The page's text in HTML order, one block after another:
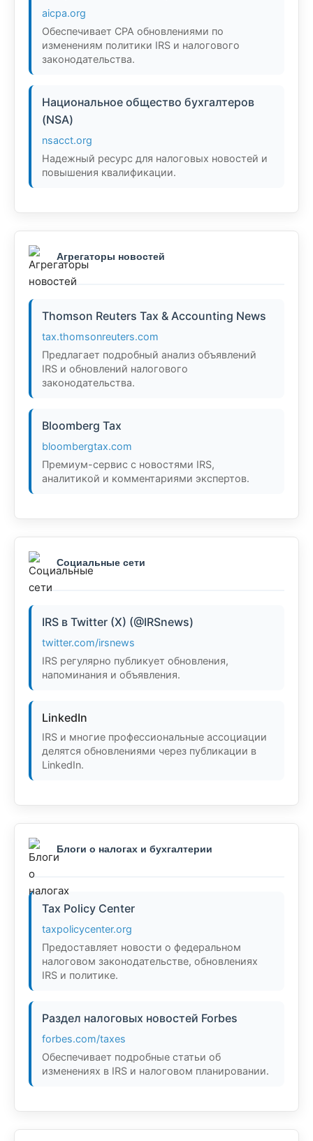
aicpa.org
Обеспечивает CPA обновлениями по
изменениям политики IRS и налогового
законодательства.
Национальное общество бухгалтеров
(NSA)
nsacct.org
Надежный ресурс для налоговых новостей и
повышения квалификации.
Агрегаторы новостей
Thomson Reuters Tax & Accounting News
tax.thomsonreuters.com
Предлагает подробный анализ объявлений
IRS и обновлений налогового
законодательства.
Bloomberg Tax
bloombergtax.com
Премиум-сервис с новостями IRS,
аналитикой и комментариями экспертов.
Социальные сети
IRS в Twitter (X) (@IRSnews)
twitter.com/irsnews
IRS регулярно публикует обновления,
напоминания и объявления.
LinkedIn
IRS и многие профессиональные ассоциации
делятся обновлениями через публикации в
LinkedIn.
Блоги о налогах и бухгалтерии
Tax Policy Center
taxpolicycenter.org
Предоставляет новости о федеральном
налоговом законодательстве, обновлениях
IRS и политике.
Раздел налоговых новостей Forbes
forbes.com/taxes
Обеспечивает подробные статьи об
изменениях в IRS и налоговом планировании.